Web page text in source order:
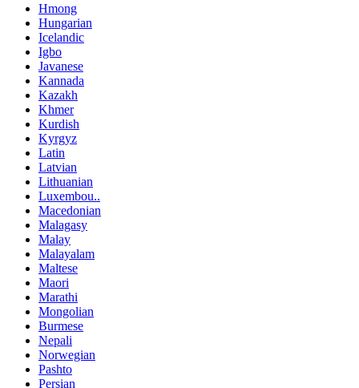
Hmong
Hungarian
Icelandic
Igbo
Javanese
Kannada
Kazakh
Khmer
Kurdish
Kyrgyz
Latin
Latvian
Lithuanian
Luxembou..
Macedonian
Malagasy
Malay
Malayalam
Maltese
Maori
Marathi
Mongolian
Burmese
Nepali
Norwegian
Pashto
Persian